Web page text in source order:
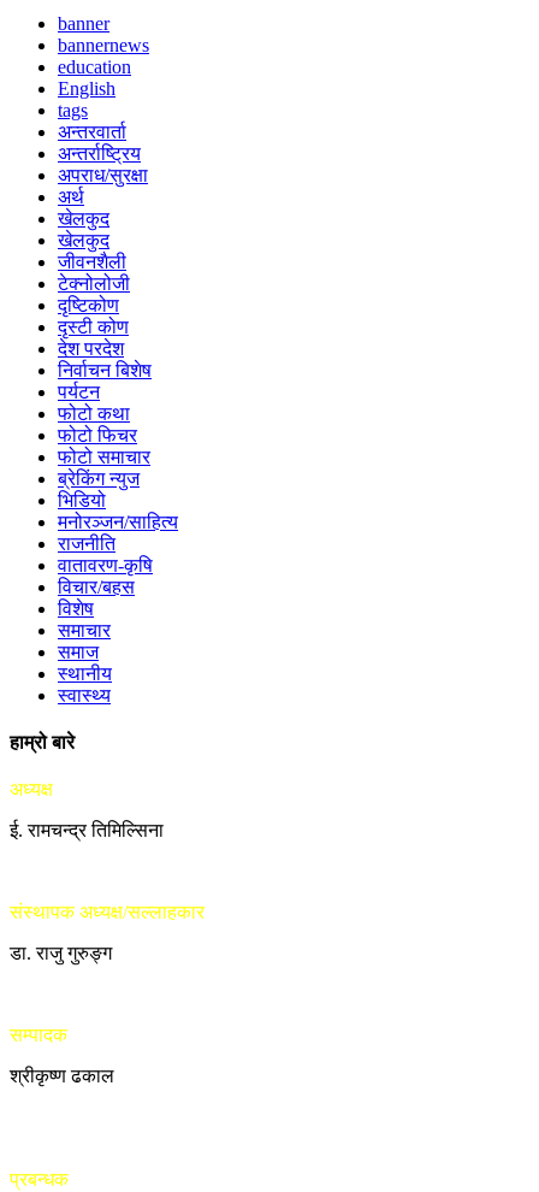
banner
bannernews
education
English
tags
अन्तरवार्ता
अन्तर्राष्ट्रिय
अपराध/सुरक्षा
अर्थ
खेलकुद
खेलकुद
जीवनशैली
टेक्नोलोजी
दृष्टिकोण
दृस्टी कोण
देश परदेश
निर्वाचन बिशेष
पर्यटन
फोटो कथा
फोटो फिचर
फोटो समाचार
ब्रेकिंग न्युज
भिडियो
मनोरञ्जन/साहित्य
राजनीति
वातावरण-कृषि
विचार/बहस
विशेष
समाचार
समाज
स्थानीय
स्वास्थ्य
हाम्रो बारे
अध्यक्ष
ई. रामचन्द्र तिमिल्सिना
संस्थापक अध्यक्ष/सल्लाहकार
डा. राजु गुरुङ्ग
सम्पादक
श्रीकृष्ण ढकाल
प्रबन्धक